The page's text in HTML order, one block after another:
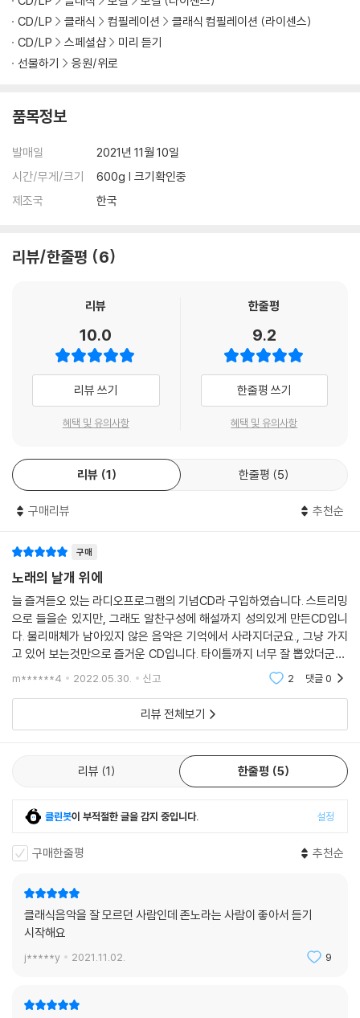
CD/LP
클래식 컴필레이션
클래식 컴필레이션 (라이센스)
CD/LP
스페셜샵
미리 듣기
선물하기
응원/위로
품목정보
발매일
2021년 11월 10일
시간/무게/크기
600g | 크기확인중
제조국
한국
리뷰/한줄평 6
리뷰
10.0
리뷰 쓰기
혜택 및 유의사항
한줄평
9.2
한줄평 쓰기
혜택 및 유의사항
리뷰 1 한줄평 5
구매리뷰 추천순
구매
노래의 날개 위에
늘 즐겨듣오 있는 라디오프로그램의 기념CD라 구입하였습니다. 스트리밍
으로 들을순 있지만, 그래도 알찬구성에 해설까지 성의있게 만든CD입니
다. 물리매체가 남아있지 않은 음악은 기억에서 사라지더군요., 그냥 가지
고 있어 보는것만으로 즐거운 CD입니다. 타이틀까지 너무 잘 뽑았더군요.
"그대 목소리에 내 마음 열리고"
m******4 2022.05.30. 신고 2 댓글0
리뷰 전체보기
리뷰 1 한줄평 5
클린봇이 부적절한 글을 감지 중입니다. 설정
구매한줄평 추천순
클래식음악을 잘 모르던 사람인데 존노라는 사람이 좋아서 듣기
시작해요
j*****y 2021.11.02. 9